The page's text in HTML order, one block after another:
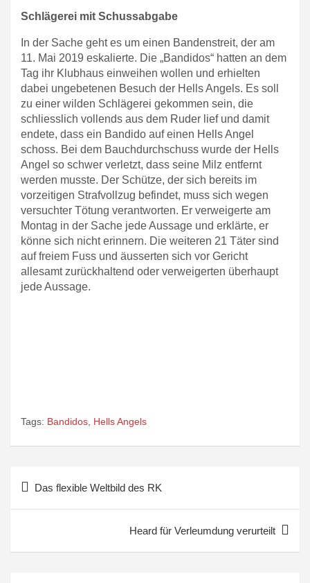
Schlägerei mit Schussabgabe
In der Sache geht es um einen Bandenstreit, der am
11. Mai 2019 eskalierte. Die „Bandidos“ hatten an dem
Tag ihr Klubhaus einweihen wollen und erhielten
dabei ungebetenen Besuch der Hells Angels. Es soll
zu einer wilden Schlägerei gekommen sein, die
schliesslich vollends aus dem Ruder lief und damit
endete, dass ein Bandido auf einen Hells Angel
schoss. Bei dem Bauchdurchschuss wurde der Hells
Angel so schwer verletzt, dass seine Milz entfernt
werden musste. Der Schütze, der sich bereits im
vorzeitigen Strafvollzug befindet, muss sich wegen
versuchter Tötung verantworten. Er verweigerte am
Montag in der Sache jede Aussage und erklärte, er
könne sich nicht erinnern. Die weiteren 21 Täter sind
auf freiem Fuss und äusserten sich vor Gericht
allesamt zurückhaltend oder verweigerten überhaupt
jede Aussage.
Tags: Bandidos Hells Angels
Beitragsnavigation
Das flexible Weltbild des RK
Heard für Verleumdung verurteilt